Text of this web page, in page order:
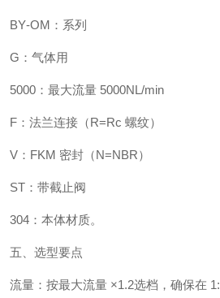
BY‑OM：系列
G：气体用
5000：最大流量 5000NL/min
F：法兰连接（R=Rc 螺纹）
V：FKM 密封（N=NBR）
ST：带截止阀
304：本体材质。
五、选型要点
流量：按最大流量 ×1.2选档，确保在